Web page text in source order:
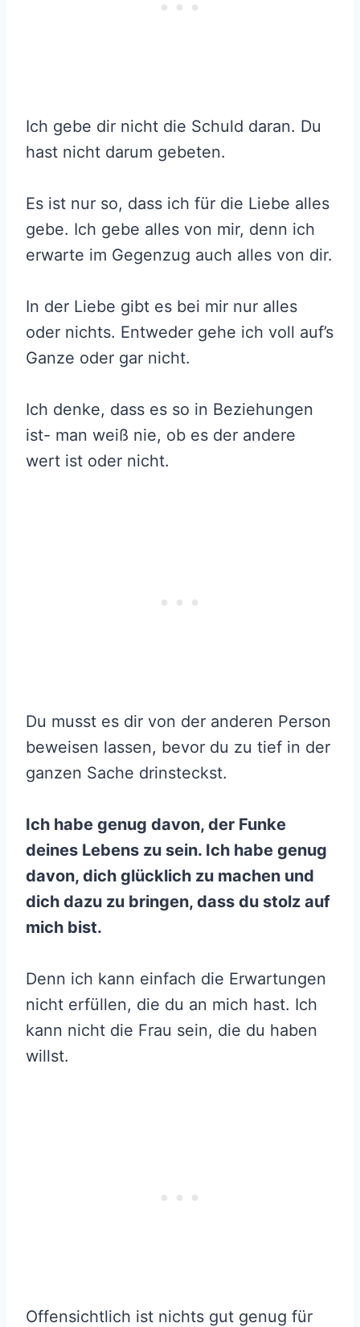
Ich gebe dir nicht die Schuld daran. Du
hast nicht darum gebeten.
Es ist nur so, dass ich für die Liebe alles
gebe. Ich gebe alles von mir, denn ich
erwarte im Gegenzug auch alles von dir.
In der Liebe gibt es bei mir nur alles
oder nichts. Entweder gehe ich voll auf’s
Ganze oder gar nicht.
Ich denke, dass es so in Beziehungen
ist- man weiß nie, ob es der andere
wert ist oder nicht.
Du musst es dir von der anderen Person
beweisen lassen, bevor du zu tief in der
ganzen Sache drinsteckst.
Ich habe genug davon, der Funke
deines Lebens zu sein. Ich habe genug
davon, dich glücklich zu machen und
dich dazu zu bringen, dass du stolz auf
mich bist.
Denn ich kann einfach die Erwartungen
nicht erfüllen, die du an mich hast. Ich
kann nicht die Frau sein, die du haben
willst.
Offensichtlich ist nichts gut genug für